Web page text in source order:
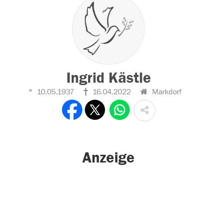
Ingrid Kästle
10.05.1937 16.04.2022 Markdorf
Anzeige